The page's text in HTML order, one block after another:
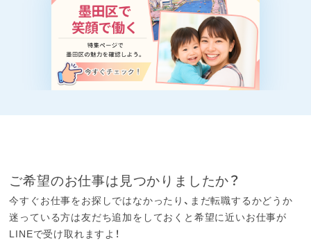
ご希望のお仕事は見つかりましたか？
今すぐお仕事をお探しではなかったり、まだ転職するかどうか
迷っている方は友だち追加をしておくと希望に近いお仕事が
LINEで受け取れますよ！